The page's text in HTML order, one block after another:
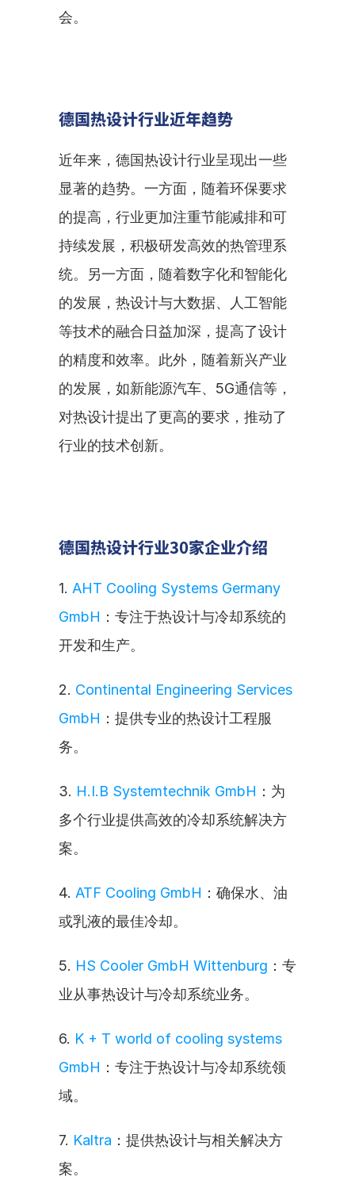
会。
德国热设计行业近年趋势
近年来，德国热设计行业呈现出一些
显著的趋势。一方面，随着环保要求
的提高，行业更加注重节能减排和可
持续发展，积极研发高效的热管理系
统。另一方面，随着数字化和智能化
的发展，热设计与大数据、人工智能
等技术的融合日益加深，提高了设计
的精度和效率。此外，随着新兴产业
的发展，如新能源汽车、5G通信等，
对热设计提出了更高的要求，推动了
行业的技术创新。
德国热设计行业30家企业介绍
1. AHT Cooling Systems Germany
GmbH ：专注于热设计与冷却系统的
开发和生产。
2. Continental Engineering Services
GmbH ：提供专业的热设计工程服
务。
3. H.I.B Systemtechnik GmbH ：为
多个行业提供高效的冷却系统解决方
案。
4. ATF Cooling GmbH ：确保水、油
或乳液的最佳冷却。
5. HS Cooler GmbH Wittenburg ：专
业从事热设计与冷却系统业务。
6. K + T world of cooling systems
GmbH ：专注于热设计与冷却系统领
域。
7. Kaltra ：提供热设计与相关解决方
案。